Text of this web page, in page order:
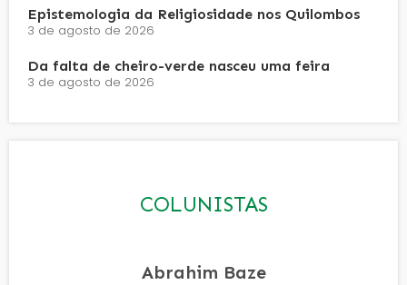
Epistemologia da Religiosidade nos Quilombos
3 de agosto de 2026
Da falta de cheiro-verde nasceu uma feira
3 de agosto de 2026
COLUNISTAS
Abrahim Baze